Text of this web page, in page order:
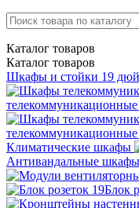
Каталог товаров
Каталог товаров
Шкафы и стойки 19
Климатические шкафы
Антивандальные шкафы
Блок